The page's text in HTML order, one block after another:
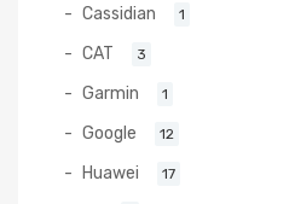
Cassidian 1
CAT 3
Garmin 1
Google 12
Huawei 17